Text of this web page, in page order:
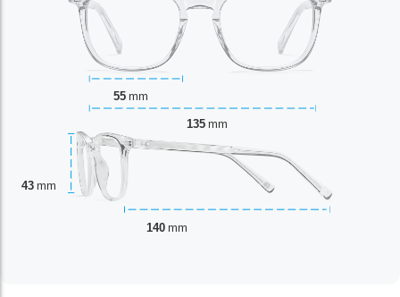
55 mm
43 mm
135 mm
140 mm